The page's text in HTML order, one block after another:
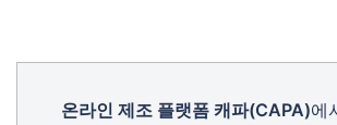
온라인 제조 플랫폼 캐파(CAPA)에